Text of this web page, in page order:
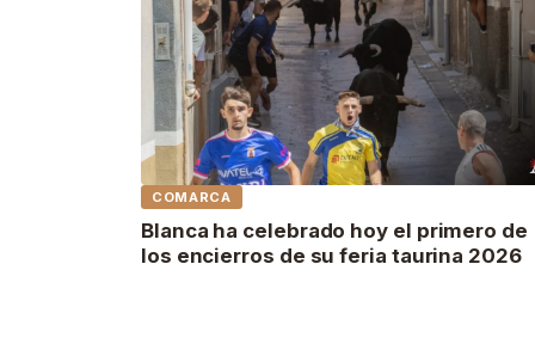
COMARCA
Blanca ha celebrado hoy el primero de
los encierros de su feria taurina 2026